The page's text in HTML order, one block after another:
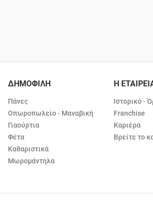
ΔΗΜΟΦΙΛΗ
Πάνες
Οπωροπωλείο - Μαναβική
Γιαούρτια
Φέτα
Καθαριστικά
Μωρομάντηλα
Η
Ιστορικό -
Franchise
Καριέρα
Βρείτε το